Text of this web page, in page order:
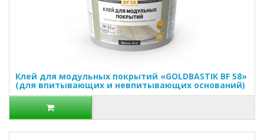
Клей для модульных покрытий «GOLDBASTIK BF 58»
(для впитывающих и невпитывающих оснований)